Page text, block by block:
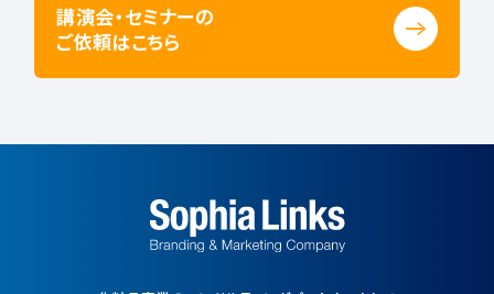
講演会・セミナーの
ご依頼はこちら